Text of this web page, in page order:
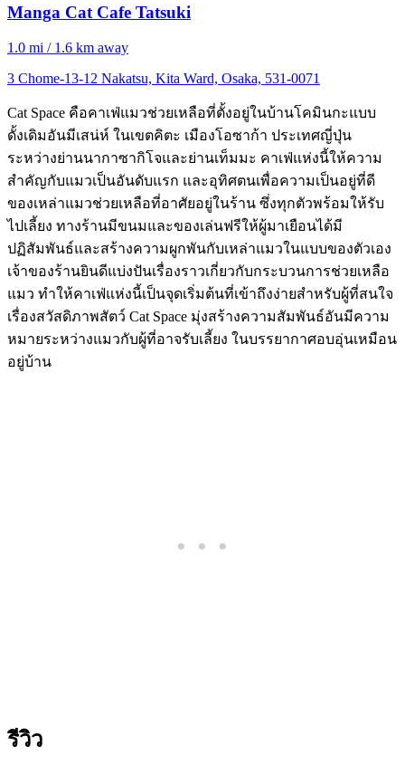
Manga Cat Cafe Tatsuki
1.0 mi / 1.6 km away
3 Chome-13-12 Nakatsu, Kita Ward, Osaka, 531-0071
Cat Space คือคาเฟ่แมวช่วยเหลือที่ตั้งอยู่ในบ้านโคมินกะแบบ
ดั้งเดิมอันมีเสน่ห์ ในเขตคิตะ เมืองโอซาก้า ประเทศญี่ปุ่น
ระหว่างย่านนากาซากิโจและย่านเท็มมะ คาเฟ่แห่งนี้ให้ความ
สำคัญกับแมวเป็นอันดับแรก และอุทิศตนเพื่อความเป็นอยู่ที่ดี
ของเหล่าแมวช่วยเหลือที่อาศัยอยู่ในร้าน ซึ่งทุกตัวพร้อมให้รับ
ไปเลี้ยง ทางร้านมีขนมและของเล่นฟรีให้ผู้มาเยือนได้มี
ปฏิสัมพันธ์และสร้างความผูกพันกับเหล่าแมวในแบบของตัวเอง
เจ้าของร้านยินดีแบ่งปันเรื่องราวเกี่ยวกับกระบวนการช่วยเหลือ
แมว ทำให้คาเฟ่แห่งนี้เป็นจุดเริ่มต้นที่เข้าถึงง่ายสำหรับผู้ที่สนใจ
เรื่องสวัสดิภาพสัตว์ Cat Space มุ่งสร้างความสัมพันธ์อันมีความ
หมายระหว่างแมวกับผู้ที่อาจรับเลี้ยง ในบรรยากาศอบอุ่นเหมือน
อยู่บ้าน
รีวิว